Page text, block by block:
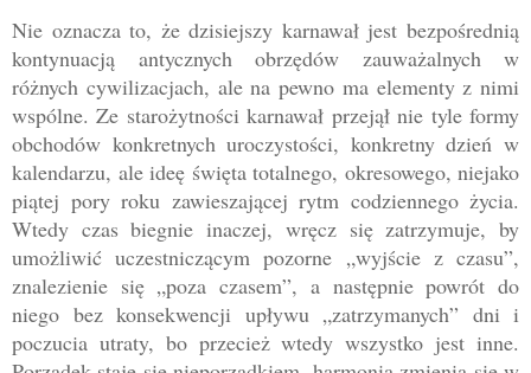
Nie oznacza to, że dzisiejszy karnawał jest bezpośrednią
kontynuacją antycznych obrzędów zauważalnych w
różnych cywilizacjach, ale na pewno ma elementy z nimi
wspólne. Ze starożytności karnawał przejął nie tyle formy
obchodów konkretnych uroczystości, konkretny dzień w
kalendarzu, ale ideę święta totalnego, okresowego, niejako
piątej pory roku zawieszającej rytm codziennego życia.
Wtedy czas biegnie inaczej, wręcz się zatrzymuje, by
umożliwić uczestniczącym pozorne „wyjście z czasu”,
znalezienie się „poza czasem”, a następnie powrót do
niego bez konsekwencji upływu „zatrzymanych” dni i
poczucia utraty, bo przecież wtedy wszystko jest inne.